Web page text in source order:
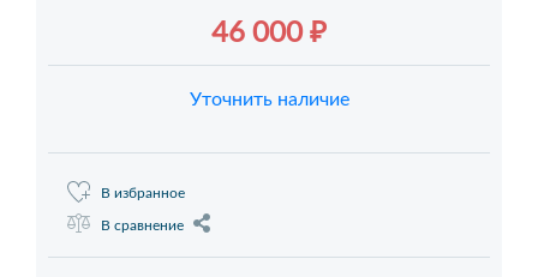
46 000 ₽
Уточнить наличие
В избранное
В сравнение